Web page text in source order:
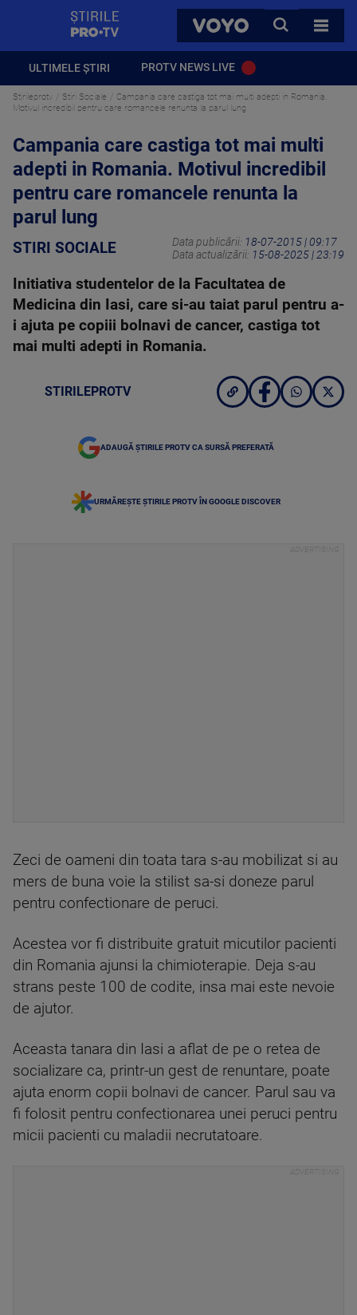
VOYO
CAUTA
TOATE
ULTIMELE ȘTIRI PROTV NEWS LIVE
Stirileprotv Stiri Sociale
Campania care castiga tot mai multi adepti in Romania.
Motivul incredibil pentru care romancele renunta la parul lung
Campania care castiga tot mai multi
adepti in Romania. Motivul incredibil
pentru care romancele renunta la
parul lung
STIRI SOCIALE Data publicării: 18-07-2015 | 09:17
Data actualizării: 15-08-2025 | 23:19
Initiativa studentelor de la Facultatea de
Medicina din Iasi, care si-au taiat parul pentru a-
i ajuta pe copiii bolnavi de cancer, castiga tot
mai multi adepti in Romania.
STIRILEPROTV
ADAUGĂ ȘTIRILE PROTV CA SURSĂ PREFERATĂ
URMĂREȘTE ȘTIRILE PROTV ÎN GOOGLE DISCOVER
Zeci de oameni din toata tara s-au mobilizat si au
mers de buna voie la stilist sa-si doneze parul
pentru confectionare de peruci.
Acestea vor fi distribuite gratuit micutilor pacienti
din Romania ajunsi la chimioterapie. Deja s-au
strans peste 100 de codite, insa mai este nevoie
de ajutor.
Aceasta tanara din Iasi a aflat de pe o retea de
socializare ca, printr-un gest de renuntare, poate
ajuta enorm copii bolnavi de cancer. Parul sau va
fi folosit pentru confectionarea unei peruci pentru
micii pacienti cu maladii necrutatoare.